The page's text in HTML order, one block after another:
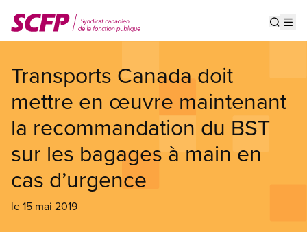
au
contenu
Transports Canada doit
mettre en œuvre maintenant
la recommandation du BST
sur les bagages à main en
cas d’urgence
le 15 mai 2019